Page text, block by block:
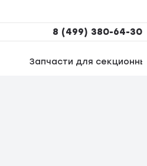
8 (499) 380-64-30
Запчасти для